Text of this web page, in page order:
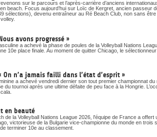
sur le parcours et l’après-carrière d’anciens
beach. Focus aujourd’hui sur Loïc de Kergret, ancien passeur
sélections), devenu entraîneur au Ré Beach Club, non sans
avons progressé »
a achevé la phase de poules de la Volleyball Nations
10e place finale. Au moment de quitter Chicago, le
On n’a jamais failli dans l’état d’esprit »
a achevé vendredi dernier son tout premier championnat
du tournoi après une ultime défaite de peu face à la Hongrie.
en beauté
de la Volleyball Nations League 2026, l'équipe de France a
victorieuse de la Bulgarie vice-championne du monde en trois
terminer 10e au classement.